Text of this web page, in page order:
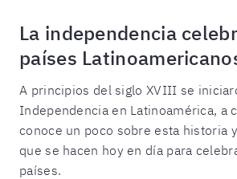
La independencia
países
A principios del siglo XVIII se
Independencia en Latinoamérica, a
conoce un poco sobre esta historia
que se hacen hoy en día para
países.